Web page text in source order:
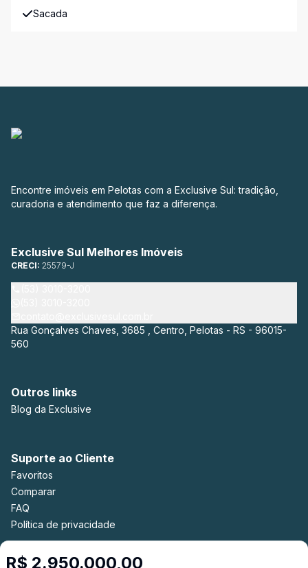
Sacada
R$ 2.950.000,00
Encontre imóveis em Pelotas com a Exclusive Sul: tradição,
curadoria e atendimento que faz a diferença.
Exclusive Sul Melhores Imóveis
CRECI: 25579-J
Rua Gonçalves Chaves, 3685 , Centro, Pelotas - RS - 96015-
560
Outros links
Blog da Exclusive
Suporte ao Cliente
Favoritos
Comparar
FAQ
Política de privacidade